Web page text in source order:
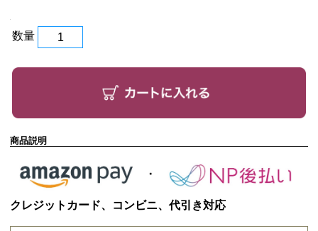
数量
商品説明
クレジットカード、コンビニ、代引き対応